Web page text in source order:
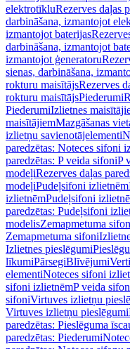
elektrotīkluRezerves daļas
darbināšana, izmantojot
izmantojot baterijas
darbināšana, izmantojot
izmantojot ģeneratoru
sienas, darbināšana,
rokturu maisītājsRezerves
rokturu maisītājsPiederumi
PiederumiIzlietnes
maisītājiemMazgāšanas
izlietņu savienotājelementi
paredzētas: Noteces sifoni
paredzētas: P veida sifoniP
modeļiRezerves daļas
modeļiPudeļsifoni izlietnēm
izlietnēmPudeļsifoni
paredzētas: Pudeļsifoni
modelisZemapmetuma
Zemapmetuma sifoni
Izlietnes pieslēgumi
līkumiPārsegiBlīvējumi
elementiNoteces sifoni
sifoni izlietnēmP veida
sifoniVirtuves izlietņu
Virtuves izlietņu pieslēgumi
paredzētas: Pieslēguma
paredzētas: Piederumi